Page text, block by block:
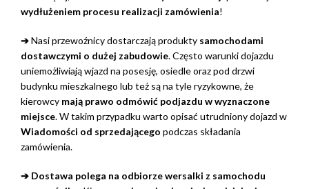
wydłużeniem procesu realizacji zamówienia!
➔Nasi przewoźnicy dostarczają produkty samochodami
dostawczymi o dużej zabudowie. Często warunki dojazdu
uniemożliwiają wjazd na posesję, osiedle oraz pod drzwi
budynku mieszkalnego lub też są na tyle ryzykowne, że
kierowcy mają prawo odmówić podjazdu w wyznaczone
miejsce. W takim przypadku warto opisać utrudniony dojazd w
Wiadomości od sprzedającego podczas składania
zamówienia.
➔ Dostawa polega na odbiorze wersalki z samochodu